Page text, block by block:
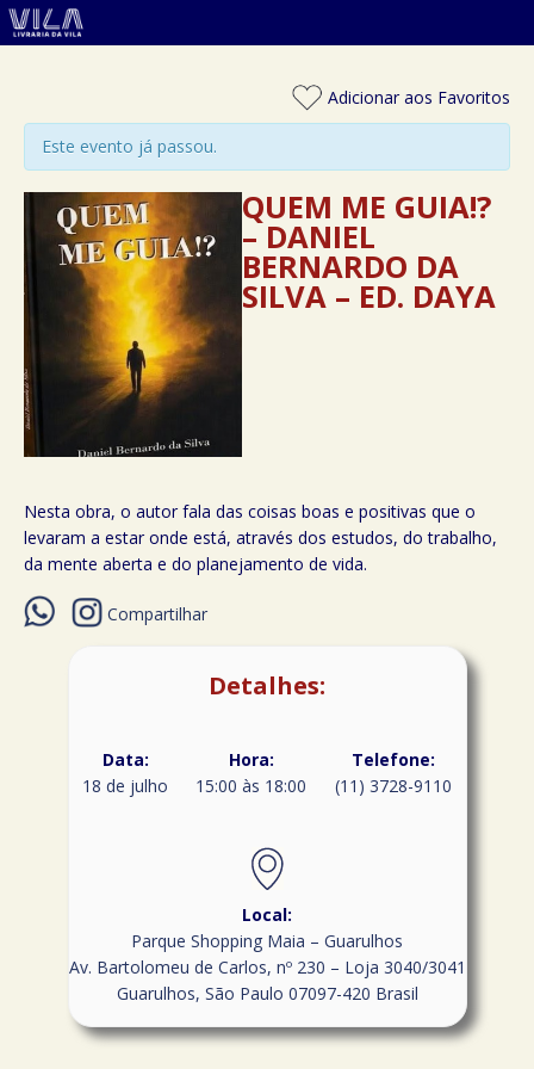
Adicionar aos Favoritos
Este evento já passou.
QUEM ME GUIA!?
– DANIEL
BERNARDO DA
SILVA – ED. DAYA
Nesta obra, o autor fala das coisas boas e positivas que o
levaram a estar onde está, através dos estudos, do trabalho,
da mente aberta e do planejamento de vida.
Compartilhar
Detalhes:
Data:
18 de julho
Hora:
15:00 às 18:00
Telefone:
(11) 3728-9110
Local:
Parque Shopping Maia – Guarulhos
Av. Bartolomeu de Carlos, nº 230 – Loja 3040/3041
Guarulhos, São Paulo 07097-420 Brasil